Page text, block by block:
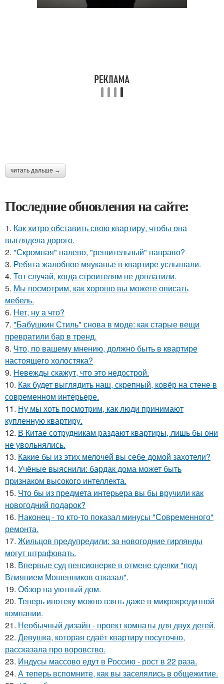
читать дальше →
Последние обновления на сайте:
1. Как хитро обставить свою квартиру, чтобы она
выглядела дорого.
2. "Скромная" налево, "решительный" направо?
3. Ребята жалобное мяуканье в квартире услышали.
4. Тот случай, когда строителям не доплатили.
5. Мы посмотрим, как хорошо вы можете описать
мебель.
6. Нет, ну а что?
7. "Бабушкин Стиль" снова в моде: как старые вещи
превратили бар в тренд.
8. Что, по вашему мнению, должно быть в квартире
настоящего холостяка?
9. Невежды скажут, что это недострой.
10. Как будет выглядить наш, скрепный, ковёр на стене в
современном интерьере.
11. Ну мы хоть посмотрим, как люди принимают
купленную квартиру.
12. В Китае сотрудникам раздают квартиры, лишь бы они
не увольнялись.
13. Какие бы из этих мелочей вы себе домой захотели?
14. Учёные выяснили: бардак дома может быть
признаком высокого интеллекта.
15. Что бы из предмета интерьера вы бы вручили как
новогодний подарок?
16. Наконец - то кто-то показал минусы "Современного"
ремонта.
17. Жильцов предупредили: за новогодние гирлянды
могут штрафовать.
18. Впервые суд пенсионерке в отмене сделки "под
Влиянием Мошенников отказал".
19. Обзор на уютный дом.
20. Теперь ипотеку можно взять даже в микрокредитной
компании.
21. Необычный дизайн - проект комнаты для двух детей.
22. Девушка, которая сдаёт квартиру посуточно,
рассказала про воровство.
23. Индусы массово едут в Россию - рост в 22 раза.
24. А теперь вспомните, как вы заселялись в общежитие.